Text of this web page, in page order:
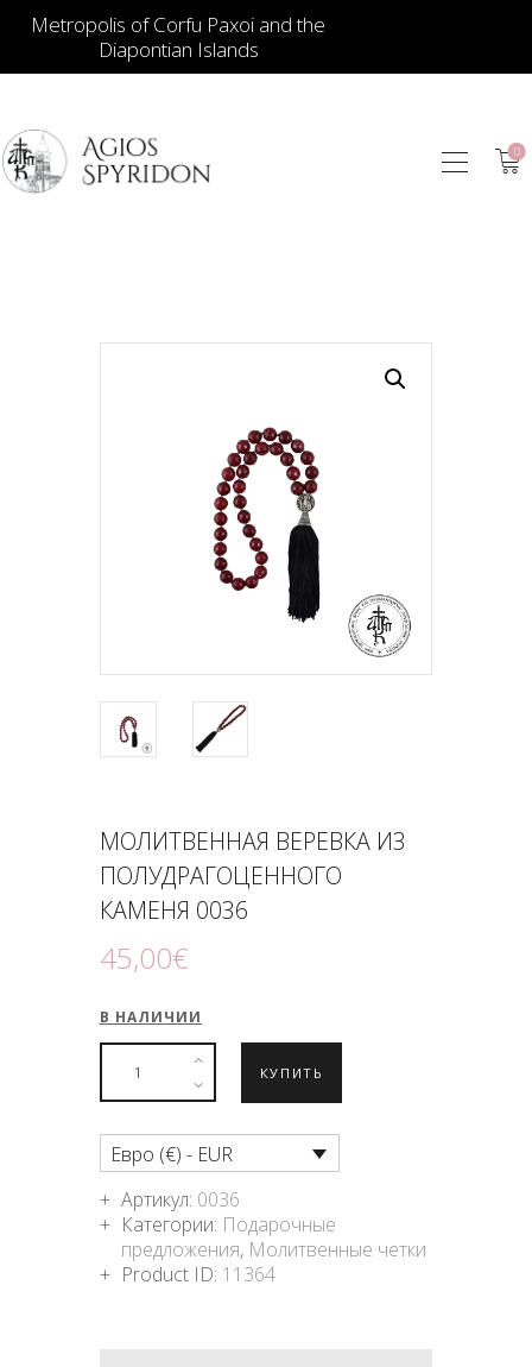
Metropolis of Corfu Paxoi and the
Diapontian Islands
0
ДЛЯ ЦЕРКВИ
СУВЕНИРЫ ДЛЯ
ПОДНОШЕНИЯ
МОЛИТВЕННАЯ ВЕРЕВКА ИЗ
ПОЛУДРАГОЦЕННОГО
КАМЕНЯ 0036
45,00€
В НАЛИЧИИ
КУПИТЬ
Евро (€) - EUR
Артикул: 0036
Категории: Подарочные
предложения, Молитвенные четки
Product ID: 11364